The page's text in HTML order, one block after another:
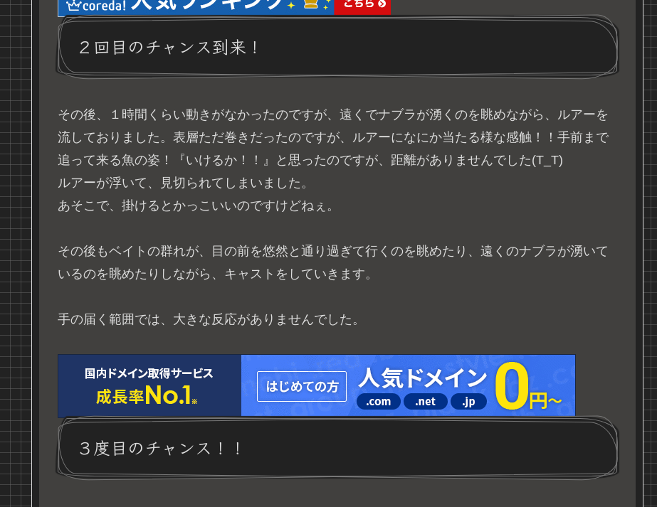
２回目のチャンス到来！
その後、１時間くらい動きがなかったのですが、遠くでナブラが湧くのを眺めながら、ルアーを
流しておりました。表層ただ巻きだったのですが、ルアーになにか当たる様な感触！！手前まで
追って来る魚の姿！『いけるか！！』と思ったのですが、距離がありませんでした(T_T)
ルアーが浮いて、見切られてしまいました。
あそこで、掛けるとかっこいいのですけどねぇ。
その後もベイトの群れが、目の前を悠然と通り過ぎて行くのを眺めたり、遠くのナブラが湧いて
いるのを眺めたりしながら、キャストをしていきます。
手の届く範囲では、大きな反応がありませんでした。
３度目のチャンス！！